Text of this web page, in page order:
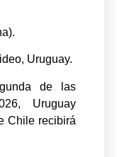
Uruguay.
de las
Uruguay
Chile recibirá